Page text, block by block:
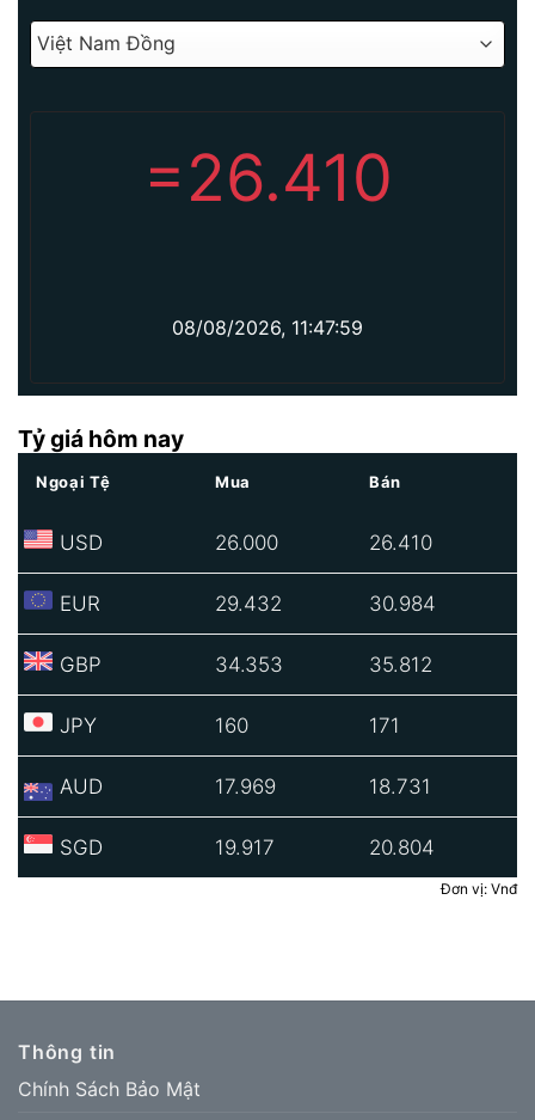
=26.410
08/08/2026, 11:47:59
Tỷ giá hôm nay
Ngoại Tệ Mua Bán
USD 26.000 26.410
EUR 29.432 30.984
GBP 34.353 35.812
JPY 160 171
AUD 17.969 18.731
SGD 19.917 20.804
Đơn vị: Vnđ
Thông tin
Chính Sách Bảo Mật